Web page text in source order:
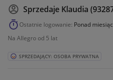
Sprzedaje Klaudia
Ostatnie logowanie: Ponad
Na Allegro od 5 lat
SPRZEDAJĄCY: OSOBA PRYWATNA